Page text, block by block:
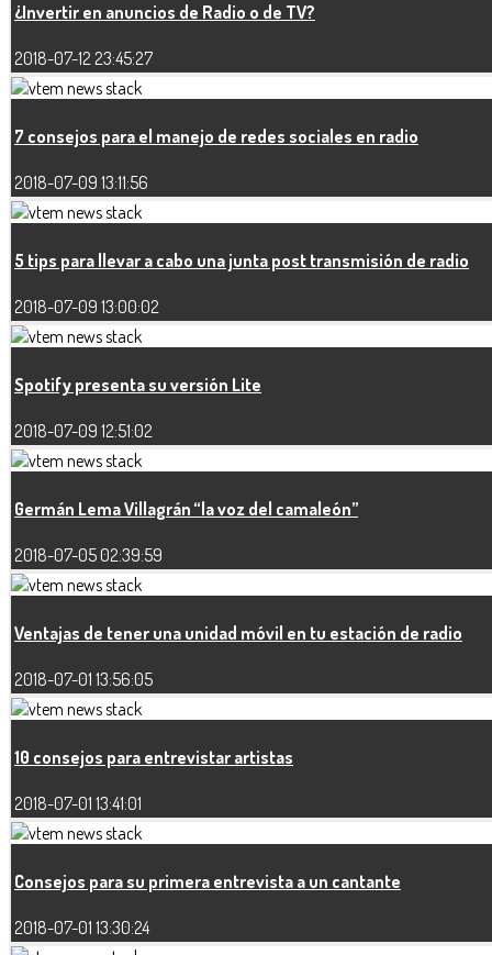
¿Invertir en anuncios de Radio o de TV?
2018-07-12 23:45:27
7 consejos para el manejo de redes sociales en radio
2018-07-09 13:11:56
5 tips para llevar a cabo una junta post transmisión de radio
2018-07-09 13:00:02
Spotify presenta su versión Lite
2018-07-09 12:51:02
Germán Lema Villagrán “la voz del camaleón”
2018-07-05 02:39:59
Ventajas de tener una unidad móvil en tu estación de radio
2018-07-01 13:56:05
10 consejos para entrevistar artistas
2018-07-01 13:41:01
Consejos para su primera entrevista a un cantante
2018-07-01 13:30:24